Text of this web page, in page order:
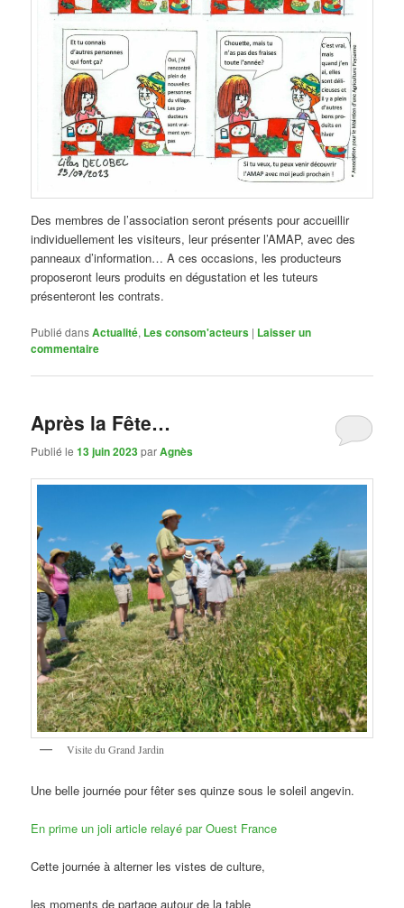
Des membres de l’association seront présents pour accueillir
individuellement les visiteurs, leur présenter l’AMAP, avec des
panneaux d’information… A ces occasions, les producteurs
proposeront leurs produits en dégustation et les tuteurs
présenteront les contrats.
Publié dansActualité, Les consom'acteurs | Laisser un
commentaire
Après la Fête…
Publié le13 juin 2023parAgnès
Visite du Grand Jardin
Une belle journée pour fêter ses quinze sous le soleil angevin.
En prime un joli article relayé par Ouest France
Cette journée à alterner les vistes de culture,
les moments de partage autour de la table